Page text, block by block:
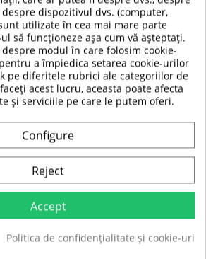
înaltă calitate,
durată lungă
5asigură o alunecare
cu control perfect. Lama din
fără dinți la vârf,
precisă pe gheață. Patinele
respectă standardele
EN 13843 (Clasa A)șiEN
te poți baza pe calitatea
bucura de patinaj pe tot
dispozitivul dvs. (computer,
utilizate în cea mai mare parte
să funcționeze așa cum vă așteptați.
modul în care folosim cookie-
a împiedica setarea cookie-urilor
pe diferitele rubrici ale categoriilor de
acest lucru, aceasta poate afecta
și serviciile pe care le putem oferi.
Configure
Reject
Accept
Politica de confidențialitate și cookie-uri